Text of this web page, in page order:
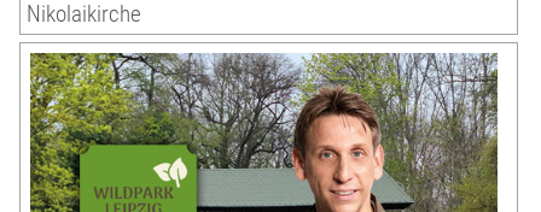
Nikolaikirche